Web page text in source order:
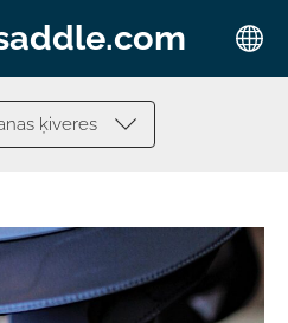
ķiveres